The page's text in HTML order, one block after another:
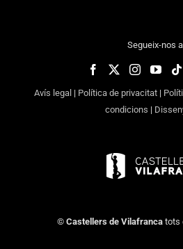
Segueix-nos
Avís legal | Política de privacitat|
condicions |
© Castellers de Vilafrancatots